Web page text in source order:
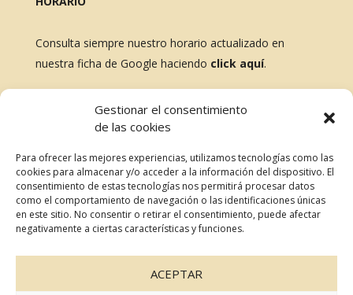
Gestionar el consentimiento
de las cookies
Para ofrecer las mejores experiencias, utilizamos tecnologías como las
cookies para almacenar y/o acceder a la información del dispositivo. El
consentimiento de estas tecnologías nos permitirá procesar datos
como el comportamiento de navegación o las identificaciones únicas
en este sitio. No consentir o retirar el consentimiento, puede afectar
negativamente a ciertas características y funciones.
ACEPTAR
Consulta siempre nuestro horario actualizado en
nuestra ficha de Google haciendo click aquí.
RESERVAR MESA